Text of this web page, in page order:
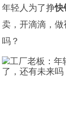
年轻人为了挣快
卖，开滴滴，
吗？